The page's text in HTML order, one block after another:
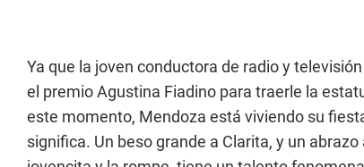
Ya que la joven conductora de radio y
el premio Agustina Fiadino para traerle la
este momento, Mendoza está viviendo su
significa. Un beso grande a Clarita, y un